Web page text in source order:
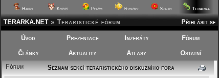
Hafíci Kočičí Ptáčci Rybičky Skalky Terárka
Přihlásit se
TERARKA.NET » Teraristické fórum
Úvod Prezentace Inzeráty Fórum
Články Aktuality Atlasy
Ostatní
Fórum
Seznam sekcí teraristického diskuzního fora